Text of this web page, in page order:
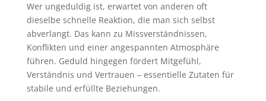
Wer ungeduldig ist, erwartet von anderen oft
dieselbe schnelle Reaktion, die man sich selbst
abverlangt. Das kann zu Missverständnissen,
Konflikten und einer angespannten Atmosphäre
führen. Geduld hingegen fördert Mitgefühl,
Verständnis und Vertrauen – essentielle Zutaten für
stabile und erfüllte Beziehungen.